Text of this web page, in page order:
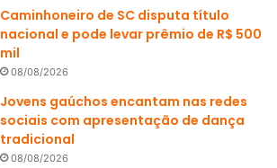
Caminhoneiro de SC disputa título
nacional e pode levar prêmio de R$ 500
mil
08/08/2026
Jovens gaúchos encantam nas redes
sociais com apresentação de dança
tradicional
08/08/2026